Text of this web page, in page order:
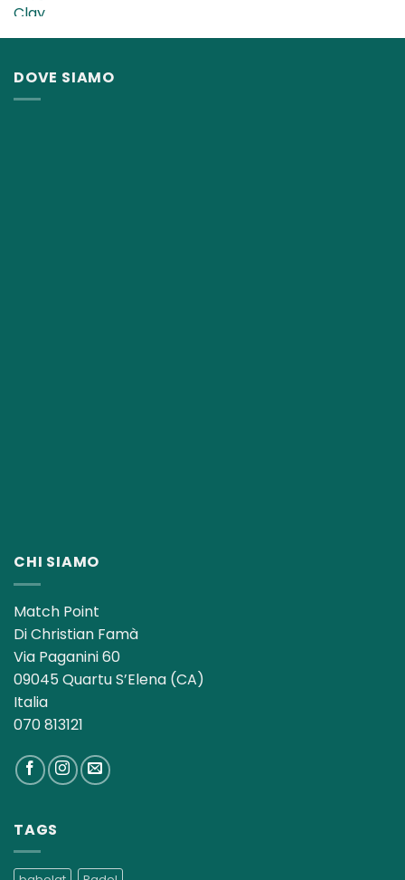
era:
è:
DOVE SIAMO
CHI SIAMO
Match Point
Di Christian Famà
Via Paganini 60
09045 Quartu S’Elena (CA)
Italia
070 813121
TAGS